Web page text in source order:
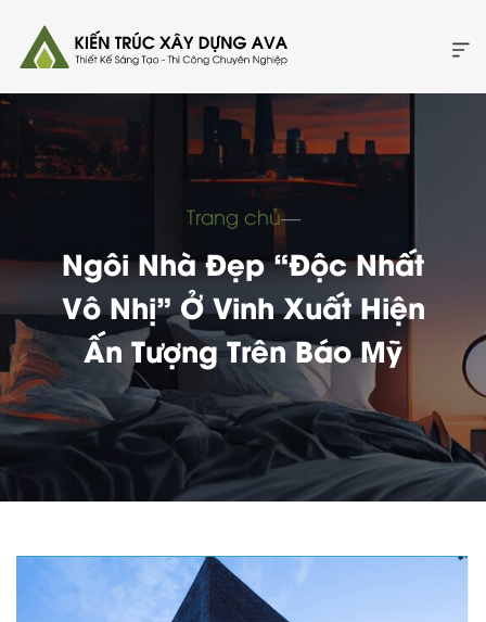
Trang chủ―
Ngôi Nhà Đẹp “độc Nhất
Vô Nhị” Ở Vinh Xuất Hiện
Ấn Tượng Trên Báo Mỹ